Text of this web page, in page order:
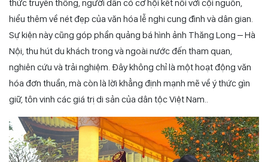
thức truyền thống, người dân có cơ hội kết nối với cội nguồn,
hiểu thêm về nét đẹp của văn hóa lễ nghi cung đình và dân gian.
Sự kiện này cũng góp phần quảng bá hình ảnh Thăng Long – Hà
Nội, thu hút du khách trong và ngoài nước đến tham quan,
nghiên cứu và trải nghiệm. Đây không chỉ là một hoạt động văn
hóa đơn thuần, mà còn là lời khẳng định mạnh mẽ về ý thức gìn
giữ, tôn vinh các giá trị di sản của dân tộc Việt Nam..